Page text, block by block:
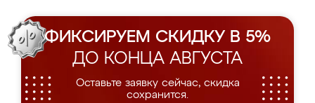
ФИКСИРУЕМ СКИДКУ В 5%
ДО КОНЦА АВГУСТА
Оставьте заявку сейчас, скидка
сохранится.